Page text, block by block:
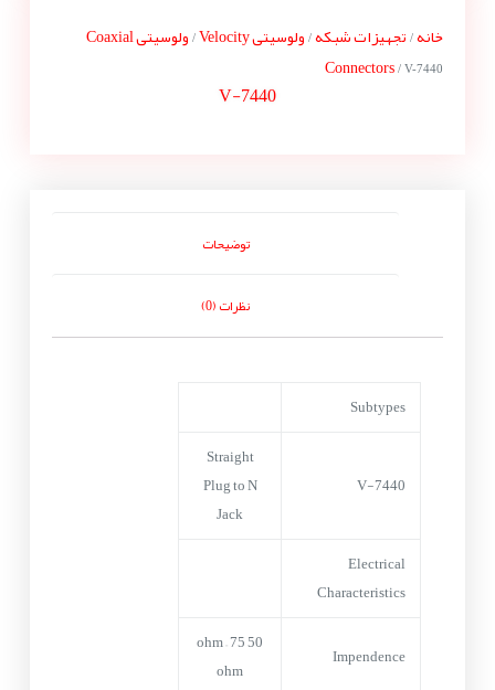
خانه/ تجهیزات شبکه/ ولوسیتی Velocity /
ولوسیتی Coaxial
Connectors / V-7440
V-7440
توضیحات
نظرات (0)
Subtypes
V-7440
Straight
Plug to N
Jack
Electrical
Characteristics
Impendence
50 ohm – 75
ohm